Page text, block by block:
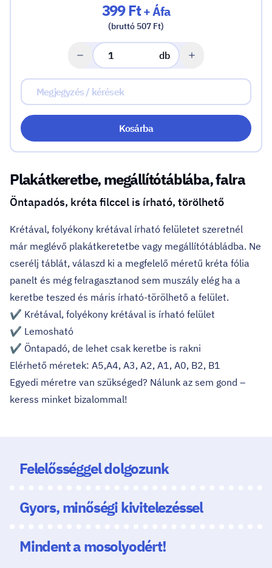
399 Ft+ Áfa
(bruttó 507 Ft)
db
Kosárba
Plakátkeretbe, megállítótáblába, falra
Öntapadós, kréta filccel is írható, törölhető
Krétával, folyékony krétával írható felületet szeretnél
már meglévő plakátkeretetbe vagy megállítótábládba. Ne
cserélj táblát, válaszd ki a megfelelő méretű kréta fólia
panelt és még felragasztanod sem muszály elég ha a
keretbe teszed és máris írható-törölhető a felület.
✔ Krétával, folyékony krétával is írható felület
✔ Lemosható
✔ Öntapadó, de lehet csak keretbe is rakni
Elérhető méretek: A5,A4, A3, A2, A1, A0, B2, B1
Egyedi méretre van szükséged? Nálunk az sem gond –
keress minket bizalommal!
Felelősséggel dolgozunk
Gyors, minőségi kivitelezéssel
Mindent a mosolyodért!